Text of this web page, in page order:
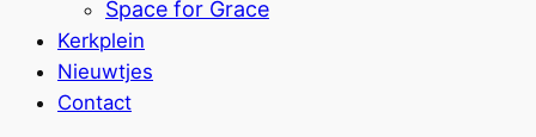
Space for Grace
Kerkplein
Nieuwtjes
Contact